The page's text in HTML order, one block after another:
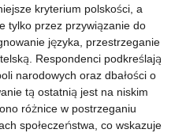
kryterium polskości, a
tylko przez przywiązanie do
języka, przestrzeganie
Respondenci podkreślają
narodowych oraz dbałości o
tą ostatnią jest na niskim
różnice w postrzeganiu
społeczeństwa, co wskazuje